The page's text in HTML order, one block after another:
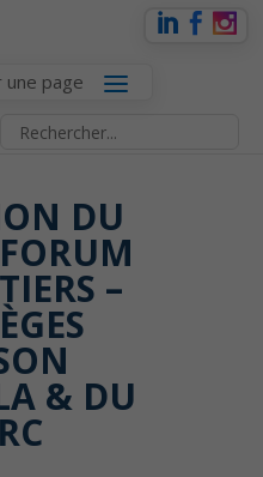
une page
DU
–
& DU